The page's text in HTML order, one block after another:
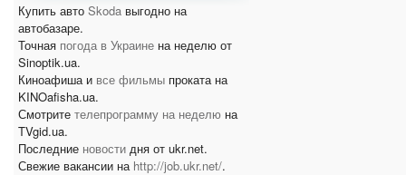
Купить авто Skoda выгодно на
автобазаре.
Точная погода в Украине на неделю от
Sinoptik.ua.
Киноафиша и все фильмы проката на
KINOafisha.ua.
Смотрите телепрограмму на неделю на
TVgid.ua.
Последние новости дня от ukr.net.
Свежие вакансии на http://job.ukr.net/.